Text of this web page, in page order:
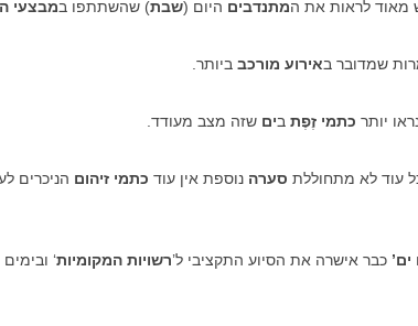
מאוד לראות את המתנדבים היום (שבת) שהשתתפו במבצעי
שמדובר באירוע מורכב ביותר.
יותר כתמי זֶפֶתבים שזה מצב מעודד.
עוד לא מתחוללת סערה נוספת אין עוד כתמי זיהום הניכרים
כבר אישרה את הסיוע התקציבי ל’רשויות המקומיות‘ ובימים